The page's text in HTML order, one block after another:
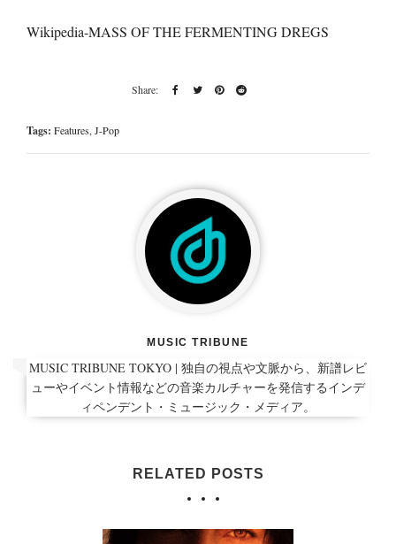
Wikipedia-MASS OF THE FERMENTING DREGS
Tags: Features,J-Pop
MUSIC TRIBUNE
MUSIC TRIBUNE TOKYO | 独自の視点や文脈から、新譜レビ
ューやイベント情報などの音楽カルチャーを発信するインデ
ィペンデント・ミュージック・メディア。
RELATED POSTS